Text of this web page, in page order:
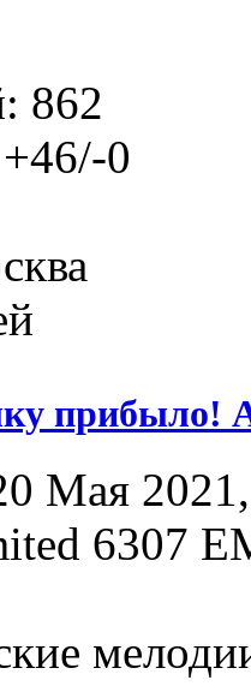
862
0
прибыло!
Мая
6307